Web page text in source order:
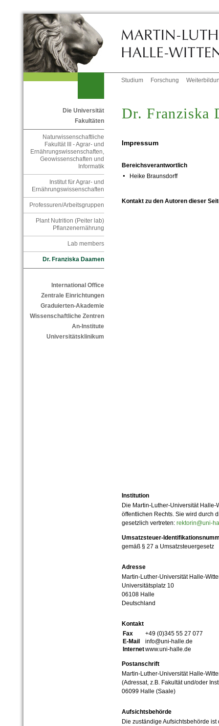
Studium Forschung
Die Universität
Fakultäten
Naturwissenschaftliche
Fakultät III - Agrar- und
Ernährungswissenschaften,
Geowissenschaften und
Informatik
Institut für Agrar- und
Ernährungswissenschaften
Professuren/Arbeitsgruppen
Plant Nutrition (Peiter lab)
Pflanzenernährung
Lab members
Dr. Franziska Daamen
International Office
Zentrale Einrichtungen
Graduierten-Akademie
Wissenschaftliche Zentren
An-Institute
Universitätsklinikum
Dr. Franziska
Impressum
Bereichsverantwortlich
Heike Braunsdorff
Kontakt zu den Autoren dieser
Institution
Die Martin-Luther-Universität
öffentlichen Rechts. Sie wird durch
gesetzlich vertreten: rektorin@uni-
Umsatzsteuer-
gemäß § 27 a Umsatzsteuergesetz
Adresse
Martin-Luther-Universität Halle-
Universitätsplatz 10
06108 Halle
Deutschland
Kontakt
Fax
+49 (0)345 55 27 077
E-Mail
info@uni-halle.de
Internetwww.uni-halle.de
Postanschrift
Martin-Luther-Universität Halle-
(Adressat, z.B. Fakultät und/oder
06099 Halle (Saale)
Aufsichtsbehörde
Die zuständige Aufsichtsbehörde ist